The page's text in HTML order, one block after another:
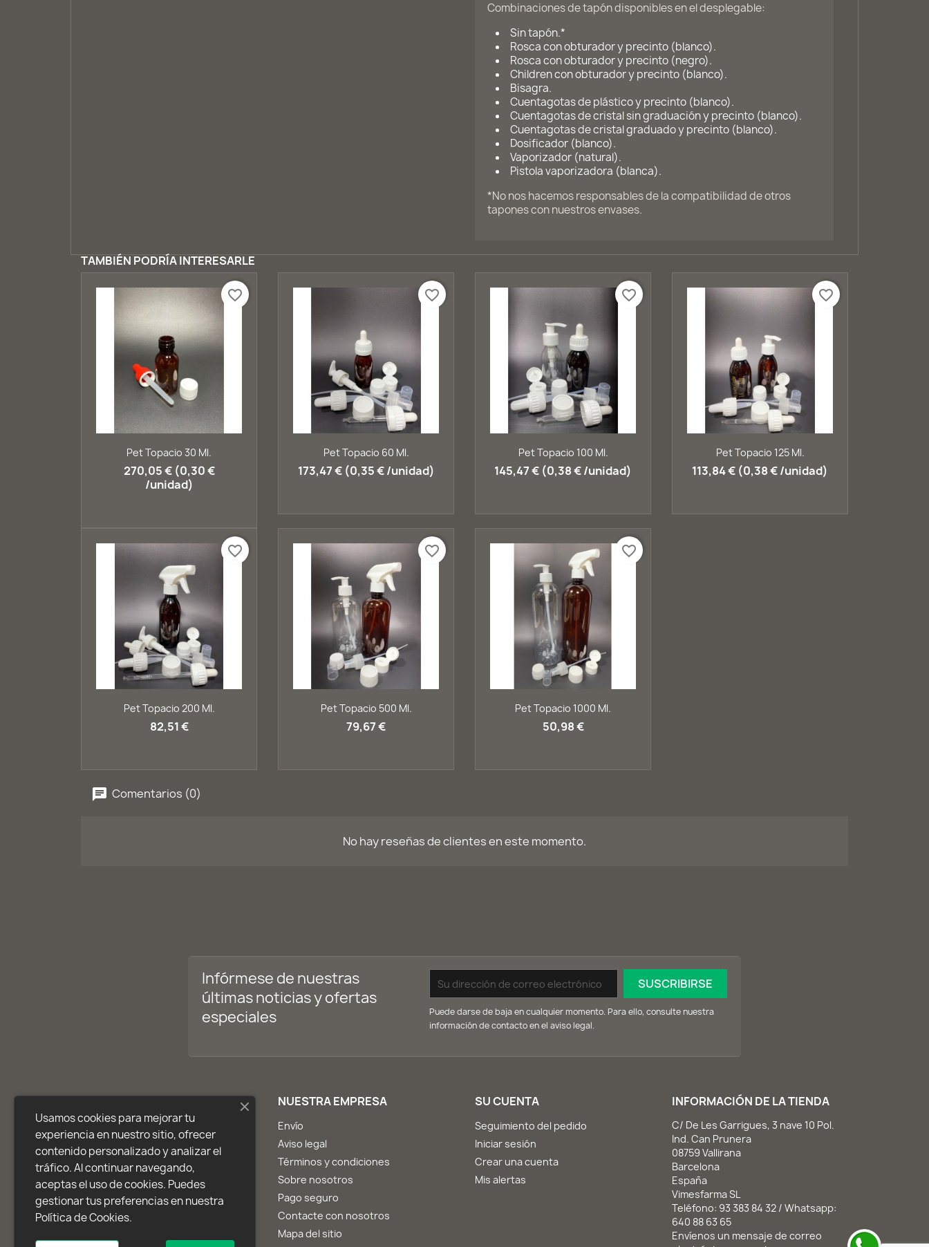
Combinaciones de tapón disponibles en el desplegable:
Sin tapón.*
Rosca con obturador y precinto (blanco).
Rosca con obturador y precinto (negro).
Children con obturador y precinto (blanco).
Bisagra.
Cuentagotas de plástico y precinto (blanco).
Cuentagotas de cristal sin graduación y precinto (blanco).
Cuentagotas de cristal graduado y precinto (blanco).
Dosificador (blanco).
Vaporizador (natural).
Pistola vaporizadora (blanca).
*No nos hacemos responsables de la compatibilidad de otros
tapones con nuestros envases.
TAMBIÉN PODRÍA INTERESARLE
Vista rápida
Pet Topacio 30 Ml.
270,05 € (0,30 €
/unidad)
favorite_border
Vista rápida
Pet Topacio 60 Ml.
173,47 € (0,35 € /unidad)
favorite_border
Vista rápida
Pet Topacio 100 Ml.
145,47 € (0,38 € /unidad)
favorite_border
Vista rápida
Pet Topacio 125 Ml.
113,84 € (0,38 € /unidad)
favorite_border
Vista rápida
Pet Topacio 200 Ml.
82,51 €
favorite_border
Vista rápida
Pet Topacio 500 Ml.
79,67 €
favorite_border
Vista rápida
Pet Topacio 1000 Ml.
50,98 €
favorite_border
Comentarios (0)
No hay reseñas de clientes en este momento.
Infórmese de nuestras
últimas noticias y ofertas
especiales
Puede darse de baja en cualquier momento. Para ello, consulte nuestra
información de contacto en el aviso legal.
Ofertas
Novedades
Los más vendidos
Inicio
NUESTRA EMPRESA
Envío
Aviso legal
Términos y condiciones
Sobre nosotros
Pago seguro
Contacte con nosotros
Mapa del sitio
SU CUENTA
Seguimiento del pedido
Iniciar sesión
Crear una cuenta
Mis alertas
INFORMACIÓN DE LA TIENDA
C/ De Les Garrigues, 3 nave 10 Pol.
Ind. Can Prunera
08759 Vallirana
Barcelona
España
Vimesfarma SL
Teléfono: 93 383 84 32 / Whatsapp:
640 88 63 65
Envíenos un mensaje de correo
Usamos cookies para mejorar tu
experiencia en nuestro sitio, ofrecer
contenido personalizado y analizar el
tráfico. Al continuar navegando,
aceptas el uso de cookies. Puedes
gestionar tus preferencias en nuestra
Política de Cookies.